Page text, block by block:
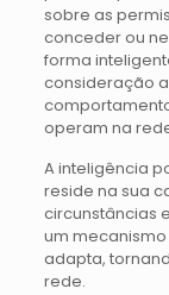
sobre as
conceder ou
forma
consideração
operam na
A inteligência
reside na sua
circunstâncias
um
adapta,
rede.